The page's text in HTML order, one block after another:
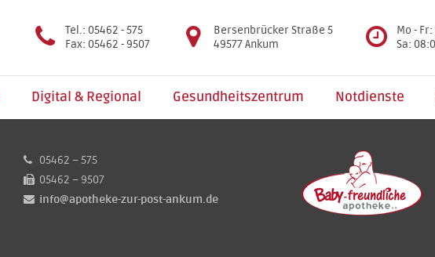
Tel.: 05462 - 575
Fax: 05462 - 9507
Bersenbrücker Straße 5
49577 Ankum
Mo -
Sa:
Digital & Regional Gesundheitszentrum Notdienste
05462 – 575
05462 – 9507
info@apotheke-zur-post-ankum.de